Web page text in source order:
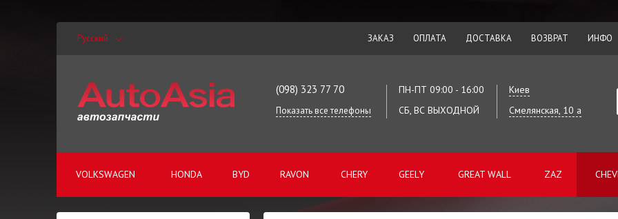
Русский ЗАКАЗ ОПЛАТА ДОСТАВКА ВОЗВРАТ ИНФО
(098) 323 77 70
Показать все телефоны
ПН-ПТ 09:00 - 16:00
СБ, ВС ВЫХОДНОЙ
Киев
Смелянская, 10 а
VOLKSWAGEN HONDA BYD RAVON CHERY GEELY GREAT WALL ZAZ